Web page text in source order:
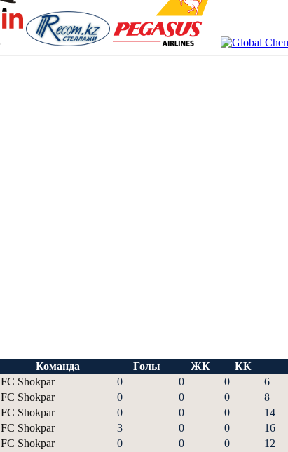
Команда Голы ЖК КК
FC Shokpar 0 0 0 6
FC Shokpar 0 0 0 8
FC Shokpar 0 0 0 14
FC Shokpar 3 0 0 16
FC Shokpar 0 0 0 12